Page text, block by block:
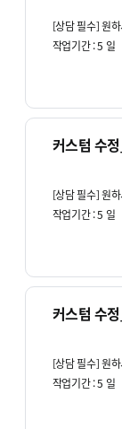
[상담 필수] 원
작업기간 :5 일
커스텀 수
[상담 필수] 원
작업기간 :5 일
커스텀 수
[상담 필수] 원
작업기간 :5 일